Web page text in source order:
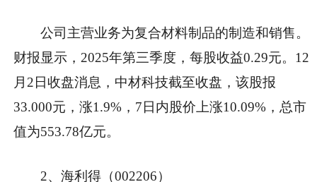
公司主营业务为复合材料制品的制造和销售。
财报显示，2025年第三季度，每股收益0.29元。12
月2日收盘消息，中材科技截至收盘，该股报
33.000元，涨1.9%，7日内股价上涨10.09%，总市
值为553.78亿元。
2、海利得（002206）